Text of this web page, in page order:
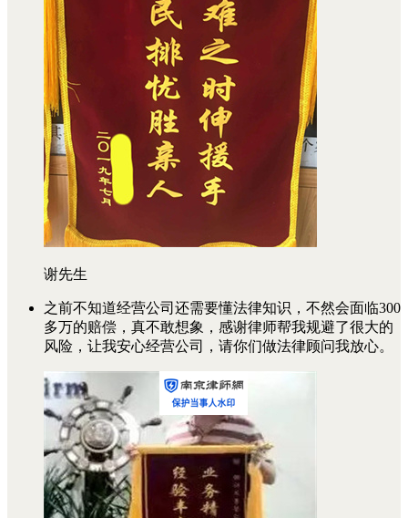
谢先生
之前不知道经营公司还需要懂法律知识，不然会面临300
多万的赔偿，真不敢想象，感谢律师帮我规避了很大的
风险，让我安心经营公司，请你们做法律顾问我放心。